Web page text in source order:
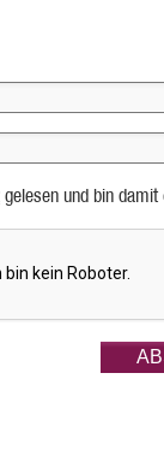
gelesen und bin